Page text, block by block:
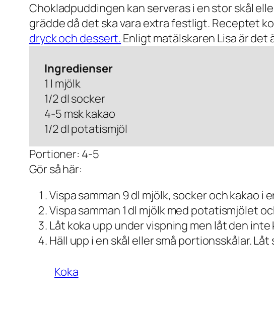
Chokladpuddingen kan serveras i en stor skål
grädde då det ska vara extra festligt. Receptet
dryck och dessert. Enligt matälskaren Lisa är
Ingredienser
1 l mjölk
1/2 dl socker
4-5 msk kakao
1/2 dl potatismjöl
Portioner: 4-5
Gör så här:
Vispa samman 9 dl mjölk, socker och kakao i
Vispa samman 1 dl mjölk med potatismjölet
Låt koka upp under vispning men låt den
Häll upp i en skål eller små portionsskålar.
Koka